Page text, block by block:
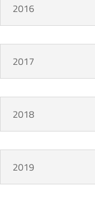
2016
2017
2018
2019